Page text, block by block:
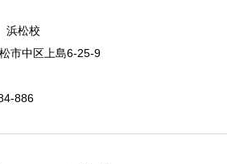
浜松校
市中区上島6-25-9
886